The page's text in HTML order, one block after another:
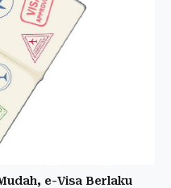
e-Visa Berlaku